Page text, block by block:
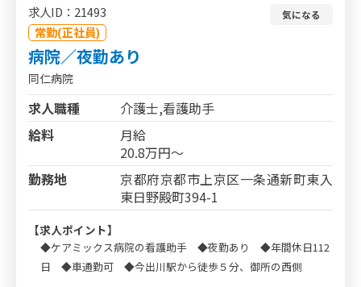
求人ID：21493
常勤(正社員)
気になる
病院／夜勤あり
同仁病院
求人職種
介護士,看護助手
給料
月給
20.8万円～
勤務地
京都府京都市上京区一条通新町東入
東日野殿町394-1
【求人ポイント】
◆ケアミックス病院の看護助手 ◆夜勤あり ◆年間休日112
日 ◆車通勤可 ◆今出川駅から徒歩５分、御所の西側